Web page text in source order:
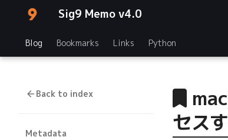
Sig9 Memo v4.0
Blog Bookmarks Links Python
Back to index
Metadata
セス